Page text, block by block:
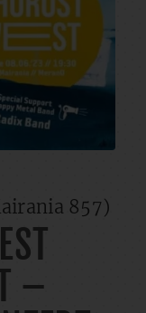
857)
–